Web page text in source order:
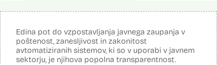
Edina pot do vzpostavljanja javnega zaupanja v
poštenost, zanesljivost in zakonitost
avtomatiziranih sistemov, ki so v uporabi v javnem
sektorju, je njihova popolna transparentnost.